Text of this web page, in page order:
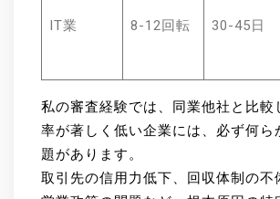
IT業 8-12回転 30-45日
私の審査経験では、同業他社と比較
率が著しく低い企業には、必ず何ら
題があります。
取引先の信用力低下、回収体制の不